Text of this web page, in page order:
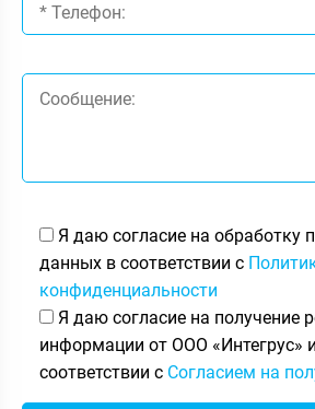
Я даю согласие на обработку
данных в соответствии с
конфиденциальности
Я даю согласие на получение
информации от ООО «Интегрус»
соответствии с Согласием на